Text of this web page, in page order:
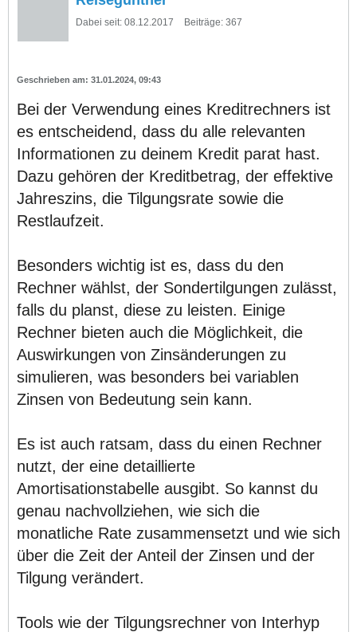
Dabei seit: 08.12.2017 Beiträge: 367
31.01.2024, 09:43
Bei der Verwendung eines Kreditrechners ist
es entscheidend, dass du alle relevanten
Informationen zu deinem Kredit parat hast.
Dazu gehören der Kreditbetrag, der effektive
Jahreszins, die Tilgungsrate sowie die
Restlaufzeit.
Besonders wichtig ist es, dass du den
Rechner wählst, der Sondertilgungen zulässt,
falls du planst, diese zu leisten. Einige
Rechner bieten auch die Möglichkeit, die
Auswirkungen von Zinsänderungen zu
simulieren, was besonders bei variablen
Zinsen von Bedeutung sein kann.
Es ist auch ratsam, dass du einen Rechner
nutzt, der eine detaillierte
Amortisationstabelle ausgibt. So kannst du
genau nachvollziehen, wie sich die
monatliche Rate zusammensetzt und wie sich
über die Zeit der Anteil der Zinsen und der
Tilgung verändert.
Tools wie der Tilgungsrechner von Interhyp